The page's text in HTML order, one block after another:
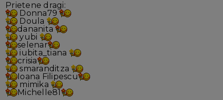
Prietene dragi:
Donna79
Doula
dananita
yubi
selenar
iubita_tiana
crisia
smaranditza
Ioana Filipescu
mimika
Michelle81